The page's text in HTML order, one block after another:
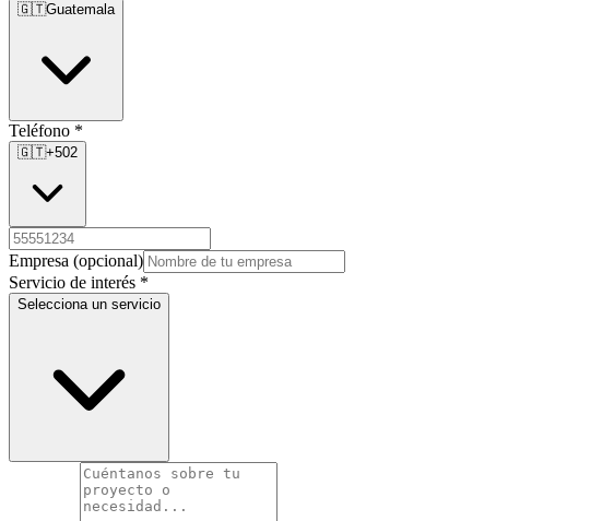
🇬🇹Guatemala
Teléfono *
🇬🇹+502
Empresa (opcional)
Servicio de interés *
Selecciona un servicio